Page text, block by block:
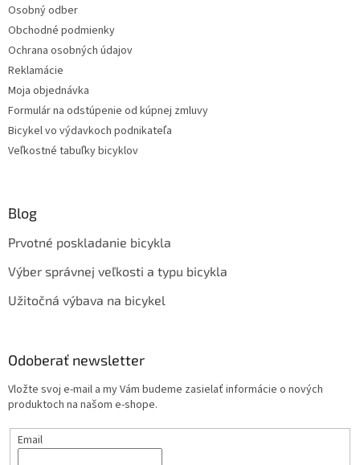
Osobný odber
Obchodné podmienky
Ochrana osobných údajov
Reklamácie
Moja objednávka
Formulár na odstúpenie od kúpnej zmluvy
Bicykel vo výdavkoch podnikateľa
Veľkostné tabuľky bicyklov
Blog
Prvotné poskladanie bicykla
Výber správnej veľkosti a typu bicykla
Užitočná výbava na bicykel
Odoberať newsletter
Vložte svoj e-mail a my Vám budeme zasielať informácie o nových
produktoch na našom e-shope.
Email